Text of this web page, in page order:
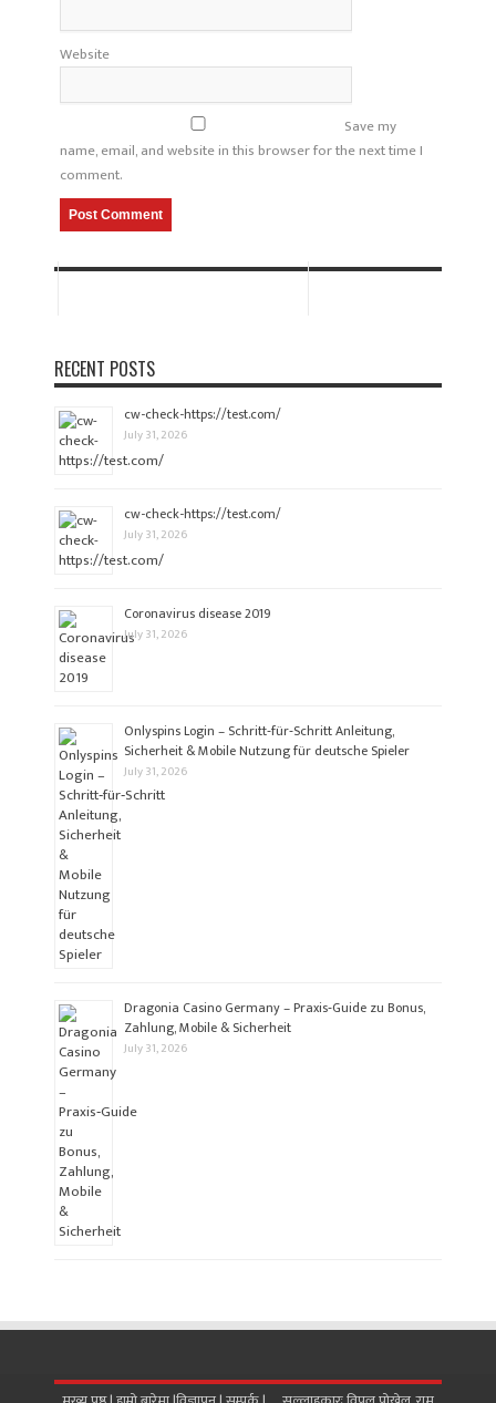
Website
Save my
name, email, and website in this browser for the next time I
comment.
RECENT POSTS
cw-check-https://test.com/
July 31, 2026
cw-check-https://test.com/
July 31, 2026
Coronavirus disease 2019
July 31, 2026
Onlyspins Login – Schritt‑für‑Schritt Anleitung,
Sicherheit & Mobile Nutzung für deutsche Spieler
July 31, 2026
Dragonia Casino Germany – Praxis‑Guide zu Bonus,
Zahlung, Mobile & Sicherheit
July 31, 2026